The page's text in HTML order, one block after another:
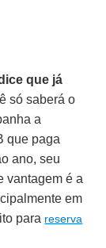
que já
só saberá o
a
que paga
ano, seu
vantagem é a
em
para reserva